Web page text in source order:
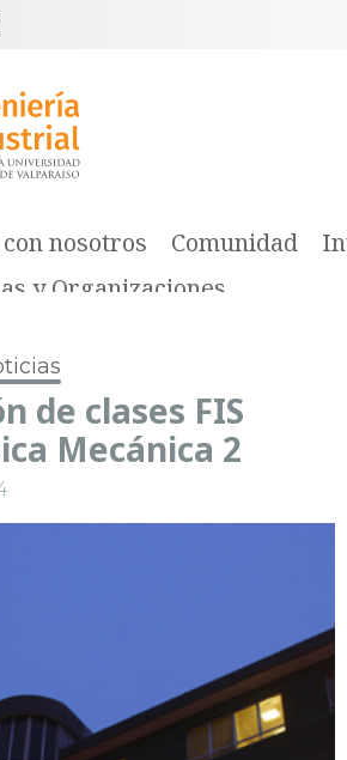
nosotros Comunidad
y Organizaciones
de clases FIS
Mecánica 2